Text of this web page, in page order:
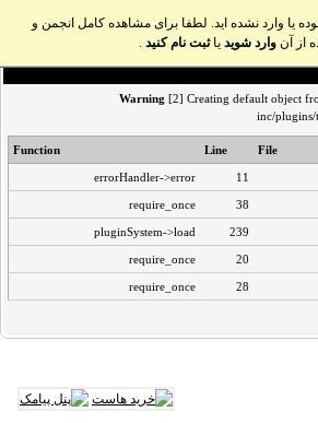
یا وارد نشده اید. لطفا برای مشاهده کامل انجمن و
از آن وارد شوید یاثبت نام کنید .
Warning [2] Creating default object
inc/
File
Line
Function
11
errorHandler->error
38
require_once
239
pluginSystem->load
20
require_once
28
require_once